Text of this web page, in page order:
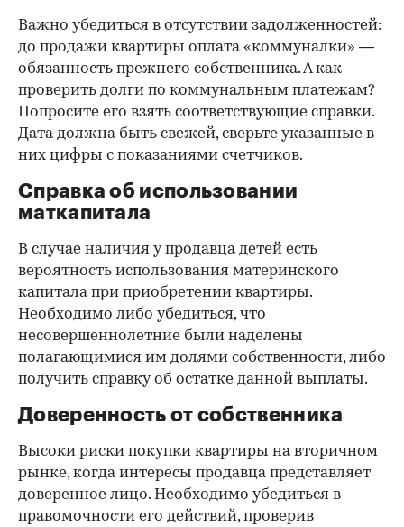
Важно убедиться в отсутствии задолженностей:
до продажи квартиры оплата «коммуналки» —
обязанность прежнего собственника. А как
проверить долги по коммунальным платежам?
Попросите его взять соответствующие справки.
Дата должна быть свежей, сверьте указанные в
них цифры с показаниями счетчиков.
Справка об использовании
маткапитала
В случае наличия у продавца детей есть
вероятность использования материнского
капитала при приобретении квартиры.
Необходимо либо убедиться, что
несовершеннолетние были наделены
полагающимися им долями собственности, либо
получить справку об остатке данной выплаты.
Доверенность от собственника
Высоки риски покупки квартиры на вторичном
рынке, когда интересы продавца представляет
доверенное лицо. Необходимо убедиться в
правомочности его действий, проверив